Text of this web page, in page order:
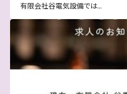
有限会社谷電気設備では...